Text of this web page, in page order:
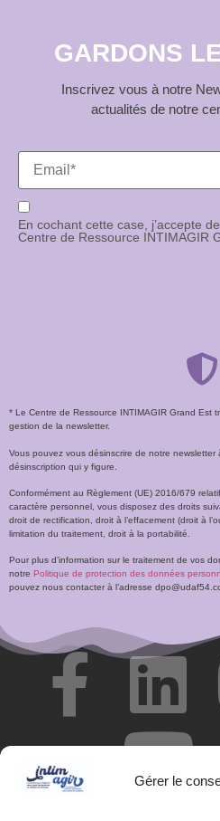
Gérer le
GARDONS
Inscrivez vous à notre
actualités de notre
En cochant cette case, j’accepte
Centre de Ressource INTIMAGIR
* Le Centre de Ressource INTIMAGIR Grand Est
gestion de la newsletter.
Vous pouvez vous désinscrire de notre
désinscription qui y figure.
Conformément au Règlement (UE) 2016/679
caractère personnel, vous disposez des droits
droit de rectification, droit à l’effacement (droit à
limitation du traitement, droit à la portabilité.
Pour plus d’information sur le traitement de vos
notre Politique de protection des données
pouvez nous contacter à l’adresse